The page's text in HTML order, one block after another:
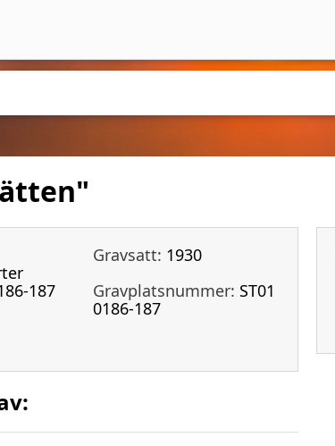
Gravsatt: 1930
187 Gravplatsnummer: ST01
0186-187